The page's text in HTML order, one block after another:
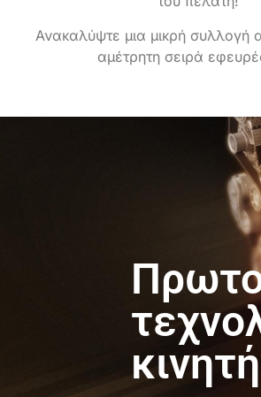
Ανακαλύψτε μια μικρή συλλογή
αμέτρητη σειρά